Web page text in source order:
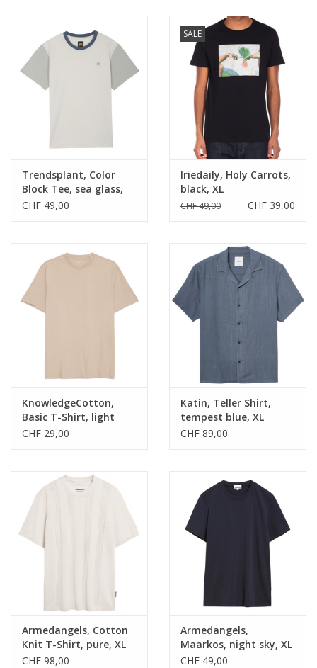
Trendsplant, Color
Block Tee, sea glass,
XL
CHF 49,00
SALE
Iriedaily, Holy Carrots,
black, XL
CHF 49,00 CHF 39,00
KnowledgeCotton,
Basic T-Shirt, light
feather gray, XL
CHF 29,00
Katin, Teller Shirt,
tempest blue, XL
CHF 89,00
Armedangels, Cotton
Knit T-Shirt, pure, XL
CHF 98,00
Armedangels,
Maarkos, night sky, XL
CHF 49,00